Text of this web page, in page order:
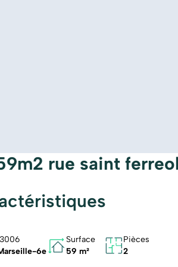
rue saint
6e
Surface
59 m²
Pièces
2